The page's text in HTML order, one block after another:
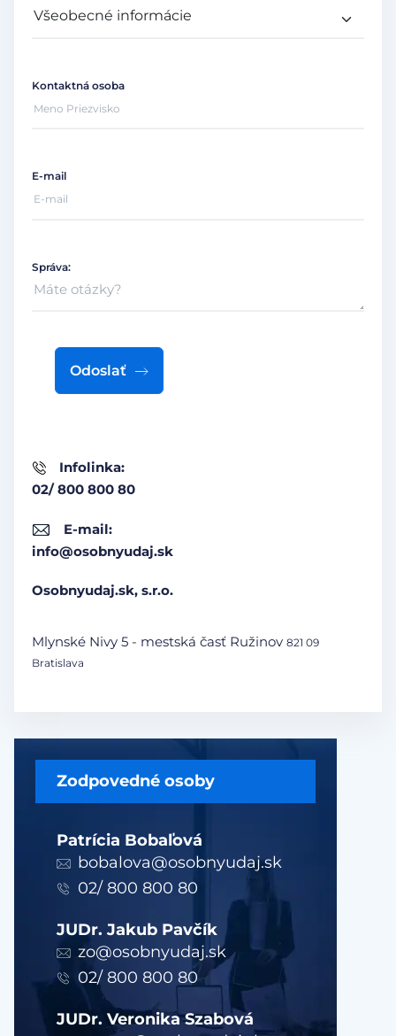
Zodpovedné osoby
Patrícia Bobaľová
bobalova@osobnyudaj.sk
02/ 800 800 80
JUDr. Jakub Pavčík
zo@osobnyudaj.sk
02/ 800 800 80
JUDr. Veronika Szabová
Infolinka:
02/ 800 800 80
E-mail:
info@osobnyudaj.sk
Osobnyudaj.sk, s.r.o.
Mlynské Nivy 5 - mestská časť Ružinov 821 09
Bratislava
Kontaktná osoba
E-mail
Správa:
Odoslať